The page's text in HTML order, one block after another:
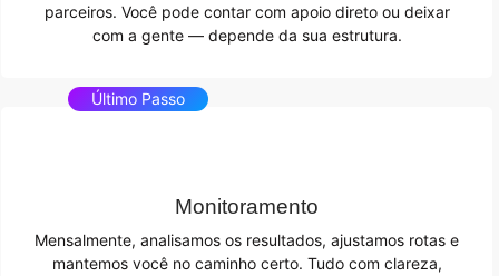
parceiros. Você pode contar com apoio direto ou deixar
com a gente — depende da sua estrutura.
Último Passo
Monitoramento
Mensalmente, analisamos os resultados, ajustamos rotas e
mantemos você no caminho certo. Tudo com clareza,